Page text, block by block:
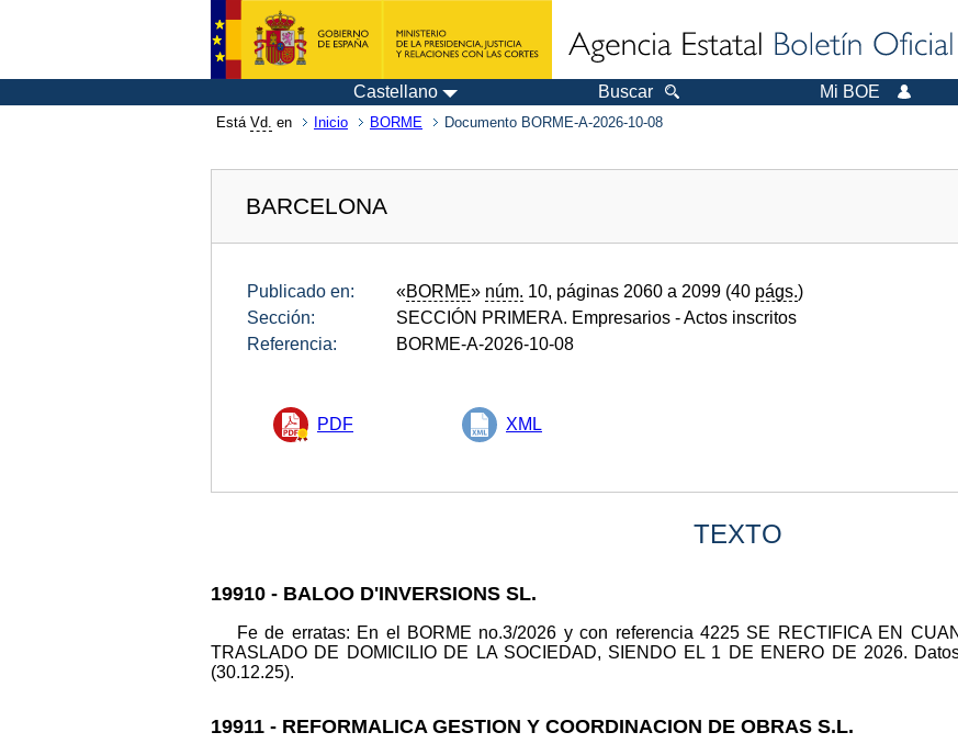
Castellano Buscar Mi BOE
Está Vd. en Inicio BORME Documento BORME-A-2026-10-08
BARCELONA
Publicado en: «BORME» núm. 10, páginas 2060 a 2099 (40 págs.)
Sección:
SECCIÓN PRIMERA. Empresarios - Actos inscritos
Referencia:
BORME-A-2026-10-08
PDF XML
TEXTO
19910 - BALOO D'INVERSIONS SL.
Fe de erratas: En el BORME no.3/2026 y con referencia 4225 SE RECTIFICA EN
TRASLADO DE DOMICILIO DE LA SOCIEDAD, SIENDO EL 1 DE ENERO DE 2026.
(30.12.25).
19911 - REFORMALICA GESTION Y COORDINACION DE OBRAS S.L.